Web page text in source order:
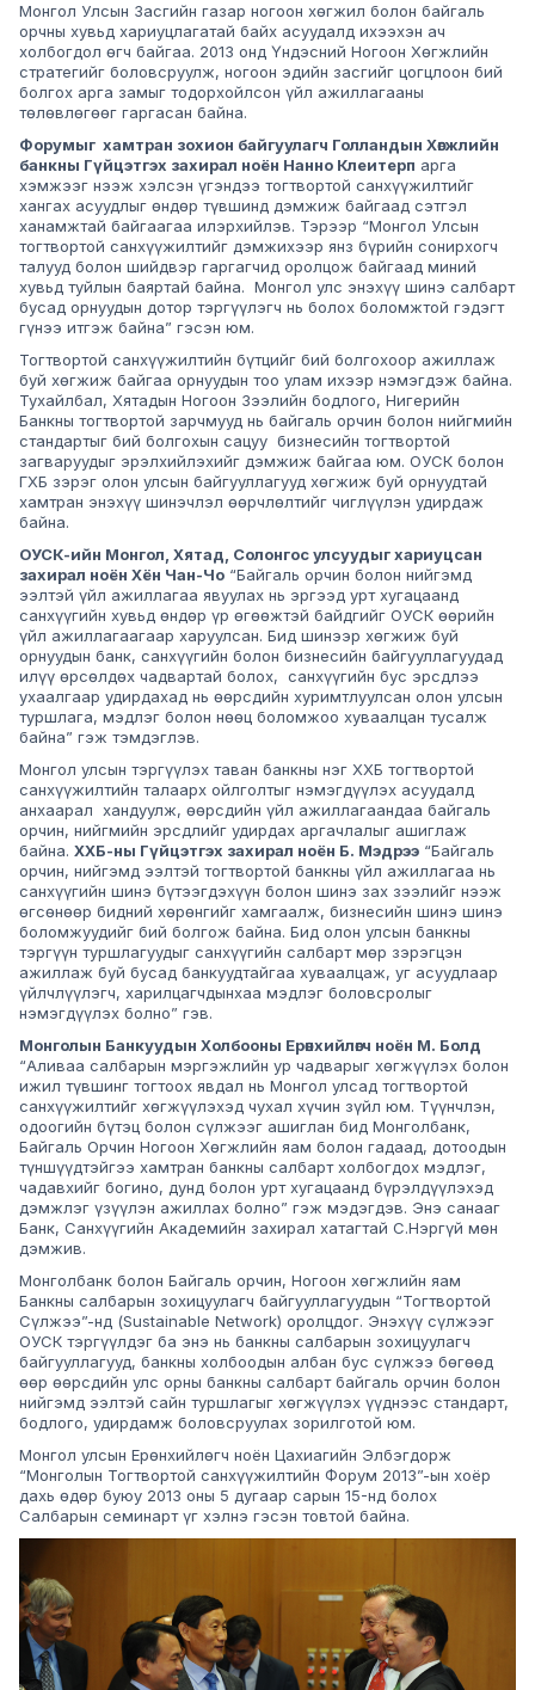
Монгол Улсын Засгийн газар ногоон хөгжил болон байгаль
орчны хувьд хариуцлагатай байх асуудалд ихээхэн ач
холбогдол өгч байгаа. 2013 онд Үндэсний Ногоон Хөгжлийн
стратегийг боловсруулж, ногоон эдийн засгийг цогцлоон бий
болгох арга замыг тодорхойлсон үйл ажиллагааны
төлөвлөгөөг гаргасан байна.
Форумыг хамтран зохион байгуулагч Голландын Хөгжлийн
банкны Гүйцэтгэх захирал ноён Нанно Клеитерп арга
хэмжээг нээж хэлсэн үгэндээ тогтвортой санхүүжилтийг
хангах асуудлыг өндөр түвшинд дэмжиж байгаад сэтгэл
ханамжтай байгаагаа илэрхийлэв. Тэрээр “Монгол Улсын
тогтвортой санхүүжилтийг дэмжихээр янз бүрийн сонирхогч
талууд болон шийдвэр гаргагчид оролцож байгаад миний
хувьд туйлын баяртай байна. Монгол улс энэхүү шинэ салбарт
бусад орнуудын дотор тэргүүлэгч нь болох боломжтой гэдэгт
гүнээ итгэж байна” гэсэн юм.
Тогтвортой санхүүжилтийн бүтцийг бий болгохоор ажиллаж
буй хөгжиж байгаа орнуудын тоо улам ихээр нэмэгдэж байна.
Тухайлбал, Хятадын Ногоон Зээлийн бодлого, Нигерийн
Банкны тогтвортой зарчмууд нь байгаль орчин болон нийгмийн
стандартыг бий болгохын сацуу бизнесийн тогтвортой
загваруудыг эрэлхийлэхийг дэмжиж байгаа юм. ОУСК болон
ГХБ зэрэг олон улсын байгууллагууд хөгжиж буй орнуудтай
хамтран энэхүү шинэчлэл өөрчлөлтийг чиглүүлэн удирдаж
байна.
ОУСК-ийн Монгол, Хятад, Солонгос улсуудыг хариуцсан
захирал ноён Хён Чан-Чо “Байгаль орчин болон нийгэмд
ээлтэй үйл ажиллагаа явуулах нь эргээд урт хугацаанд
санхүүгийн хувьд өндөр үр өгөөжтэй байдгийг ОУСК өөрийн
үйл ажиллагаагаар харуулсан. Бид шинээр хөгжиж буй
орнуудын банк, санхүүгийн болон бизнесийн байгууллагуудад
илүү өрсөлдөх чадвартай болох, санхүүгийн бус эрсдлээ
ухаалгаар удирдахад нь өөрсдийн хуримтлуулсан олон улсын
туршлага, мэдлэг болон нөөц боломжоо хуваалцан тусалж
байна” гэж тэмдэглэв.
Монгол улсын тэргүүлэх таван банкны нэг ХХБ тогтвортой
санхүүжилтийн талаарх ойлголтыг нэмэгдүүлэх асуудалд
анхаарал хандуулж, өөрсдийн үйл ажиллагаандаа байгаль
орчин, нийгмийн эрсдлийг удирдах аргачлалыг ашиглаж
байна. ХХБ-ны Гүйцэтгэх захирал ноён Б. Мэдрээ “Байгаль
орчин, нийгэмд ээлтэй тогтвортой банкны үйл ажиллагаа нь
санхүүгийн шинэ бүтээгдэхүүн болон шинэ зах зээлийг нээж
өгсөнөөр бидний хөрөнгийг хамгаалж, бизнесийн шинэ шинэ
боломжуудийг бий болгож байна. Бид олон улсын банкны
тэргүүн туршлагуудыг санхүүгийн салбарт мөр зэрэгцэн
ажиллаж буй бусад банкуудтайгаа хуваалцаж, уг асуудлаар
үйлчлүүлэгч, харилцагчдынхаа мэдлэг боловсролыг
нэмэгдүүлэх болно” гэв.
Монголын Банкуудын Холбооны Ерөнхийлөгч ноён М. Болд
“Аливаа салбарын мэргэжлийн ур чадварыг хөгжүүлэх болон
ижил түвшинг тогтоох явдал нь Монгол улсад тогтвортой
санхүүжилтийг хөгжүүлэхэд чухал хүчин зүйл юм. Түүнчлэн,
одоогийн бүтэц болон сүлжээг ашиглан бид Монголбанк,
Байгаль Орчин Ногоон Хөгжлийн яам болон гадаад, дотоодын
түншүүдтэйгээ хамтран банкны салбарт холбогдох мэдлэг,
чадавхийг богино, дунд болон урт хугацаанд бүрэлдүүлэхэд
дэмжлэг үзүүлэн ажиллах болно” гэж мэдэгдэв. Энэ санааг
Банк, Санхүүгийн Академийн захирал хатагтай С.Нэргүй мөн
дэмжив.
Монголбанк болон Байгаль орчин, Ногоон хөгжлийн яам
Банкны салбарын зохицуулагч байгууллагуудын “Тогтвортой
Сүлжээ”-нд (Sustainable Network) оролцдог. Энэхүү сүлжээг
ОУСК тэргүүлдэг ба энэ нь банкны салбарын зохицуулагч
байгууллагууд, банкны холбоодын албан бус сүлжээ бөгөөд
өөр өөрсдийн улс орны банкны салбарт байгаль орчин болон
нийгэмд ээлтэй сайн туршлагыг хөгжүүлэх үүднээс стандарт,
бодлого, удирдамж боловсруулах зорилготой юм.
Монгол улсын Ерөнхийлөгч ноён Цахиагийн Элбэгдорж
“Монголын Тогтвортой санхүүжилтийн Форум 2013”-ын хоёр
дахь өдөр буюу 2013 оны 5 дугаар сарын 15-нд болох
Салбарын семинарт үг хэлнэ гэсэн товтой байна.